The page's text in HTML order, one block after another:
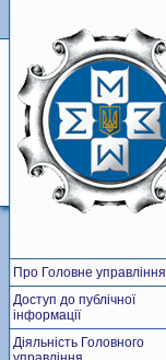
Про Головне управління
Доступ до публічної
інформації
Діяльність Головного